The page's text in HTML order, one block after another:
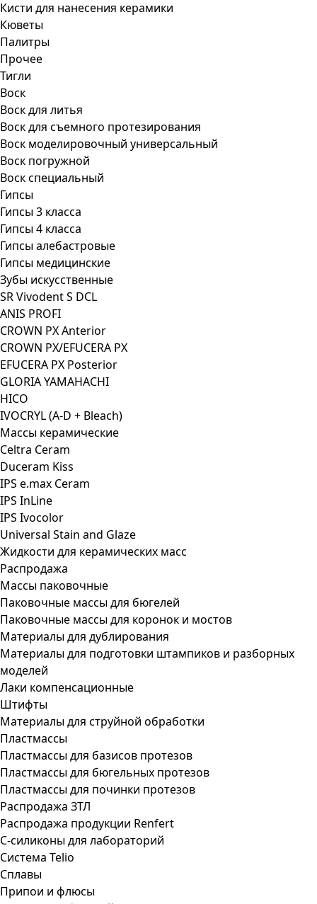
Кисти для нанесения керамики
Кюветы
Палитры
Прочее
Тигли
Воск
Воск для литья
Воск для съемного протезирования
Воск моделировочный универсальный
Воск погружной
Воск специальный
Гипсы
Гипсы 3 класса
Гипсы 4 класса
Гипсы алебастровые
Гипсы медицинские
Зубы искусственные
SR Vivodent S DCL
ANIS PROFI
CROWN PX Anterior
CROWN PX/EFUCERA PX
EFUCERA PX Posterior
GLORIA YAMAHACHI
HICO
IVOCRYL (A-D + Bleach)
Массы керамические
Celtra Ceram
Duceram Kiss
IPS e.max Ceram
IPS InLine
IPS Ivocolor
Universal Stain and Glaze
Жидкости для керамических масс
Распродажа
Массы паковочные
Паковочные массы для бюгелей
Паковочные массы для коронок и мостов
Материалы для дублирования
Материалы для подготовки штампиков и разборных
моделей
Лаки компенсационные
Штифты
Материалы для струйной обработки
Пластмассы
Пластмассы для базисов протезов
Пластмассы для бюгельных протезов
Пластмассы для починки протезов
Распродажа ЗТЛ
Распродажа продукции Renfert
С-силиконы для лабораторий
Система Telio
Сплавы
Припои и флюсы